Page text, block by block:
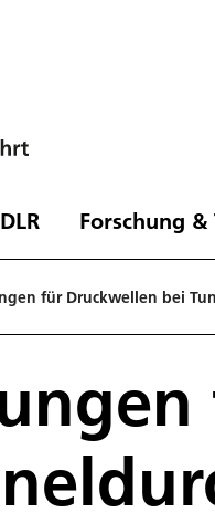
Forschung &
für Druckwellen bei